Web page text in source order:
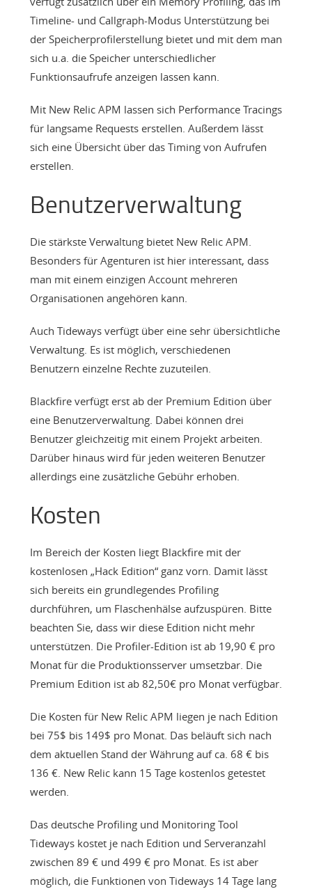
Timeline- und Callgraph-Modus Unterstützung bei
der Speicherprofilerstellung bietet und mit dem man
sich u.a. die Speicher unterschiedlicher
Funktionsaufrufe anzeigen lassen kann.
Mit New Relic APM lassen sich Performance Tracings
für langsame Requests erstellen. Außerdem lässt
sich eine Übersicht über das Timing von Aufrufen
erstellen.
Benutzerverwaltung
Die stärkste Verwaltung bietet New Relic APM.
Besonders für Agenturen ist hier interessant, dass
man mit einem einzigen Account mehreren
Organisationen angehören kann.
Auch Tideways verfügt über eine sehr übersichtliche
Verwaltung. Es ist möglich, verschiedenen
Benutzern einzelne Rechte zuzuteilen.
Blackfire verfügt erst ab der Premium Edition über
eine Benutzerverwaltung. Dabei können drei
Benutzer gleichzeitig mit einem Projekt arbeiten.
Darüber hinaus wird für jeden weiteren Benutzer
allerdings eine zusätzliche Gebühr erhoben.
Kosten
Im Bereich der Kosten liegt Blackfire mit der
kostenlosen „Hack Edition“ ganz vorn. Damit lässt
sich bereits ein grundlegendes Profiling
durchführen, um Flaschenhälse aufzuspüren. Bitte
beachten Sie, dass wir diese Edition nicht mehr
unterstützen. Die Profiler-Edition ist ab 19,90 € pro
Monat für die Produktionsserver umsetzbar. Die
Premium Edition ist ab 82,50€ pro Monat verfügbar.
Die Kosten für New Relic APM liegen je nach Edition
bei 75$ bis 149$ pro Monat. Das beläuft sich nach
dem aktuellen Stand der Währung auf ca. 68 € bis
136 €. New Relic kann 15 Tage kostenlos getestet
werden.
Das deutsche Profiling und Monitoring Tool
Tideways kostet je nach Edition und Serveranzahl
zwischen 89 € und 499 € pro Monat. Es ist aber
möglich, die Funktionen von Tideways 14 Tage lang